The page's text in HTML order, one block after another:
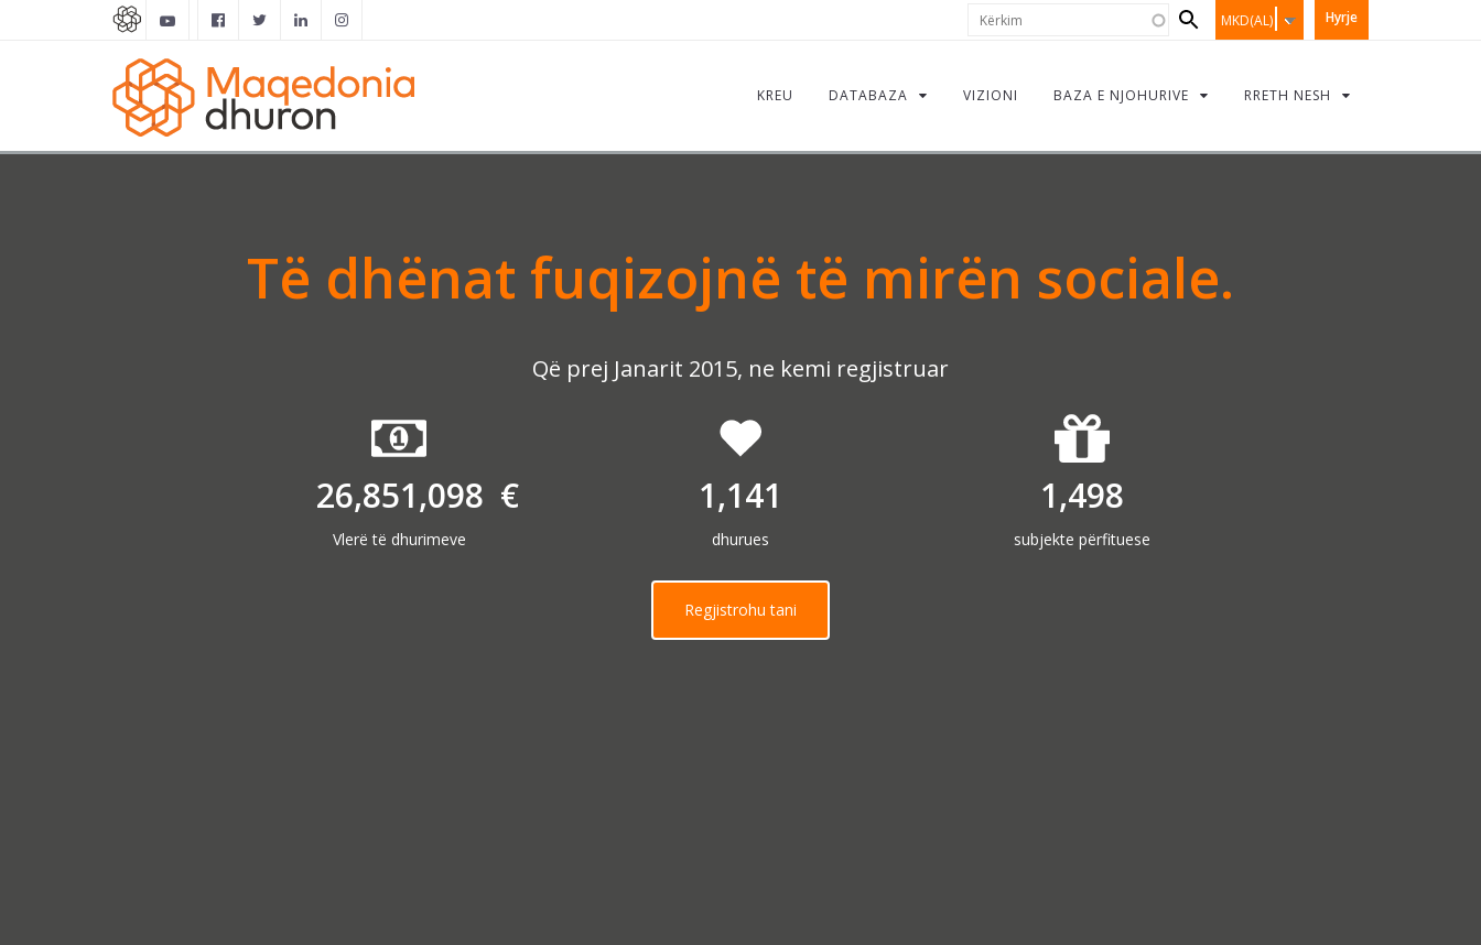
Hyrje
MKD(AL)
Search
form
KREU DATABAZA VIZIONI BAZA E NJOHURIVE RRETH NESH
Të dhënat fuqizojnë të mirën sociale.
Që prej Janarit 2015, ne kemi regjistruar
26,851,098 €
Vlerë të dhurimeve
1,141
dhurues
1,498
subjekte përfituese
Regjistrohu tani